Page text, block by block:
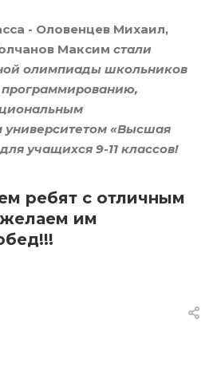
- Оловенцев Михаил,
Максим стали
олимпиады школьников
университетом «Высшая
учащихся 9-11 классов!
ребят с отличным
желаем им